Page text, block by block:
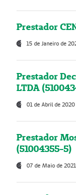
Prestador
15 de Janeiro de
Prestador
LTDA
01 de Abril de 2020
Prestador
(51004355-5)
07 de Maio de 2021